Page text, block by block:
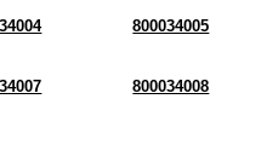
800034005
800034008